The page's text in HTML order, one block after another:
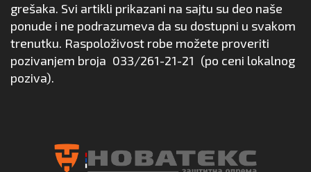
grešaka. Svi artikli prikazani na sajtu su deo naše
ponude i ne podrazumeva da su dostupni u svakom
trenutku. Raspoloživost robe možete proveriti
pozivanjem broja 033/261-21-21 (po ceni lokalnog
poziva).